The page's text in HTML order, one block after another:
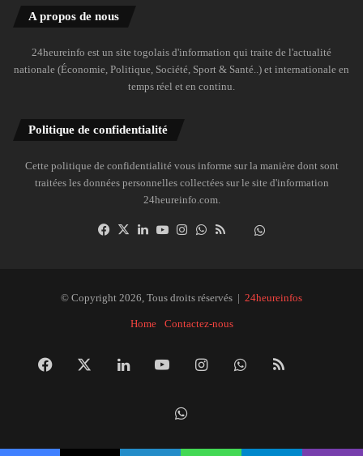
A propos de nous
24heureinfo est un site togolais d'information qui traite de l'actualité
nationale (Économie, Politique, Société, Sport & Santé..) et internationale en
temps réel et en continu.
Politique de confidentialité
Cette politique de confidentialité vous informe sur la manière dont sont
traitées les données personnelles collectées sur le site d'information
24heureinfo.com.
Facebook
X LinkedinYouTubeInstagramWhatsAppDailymotion
© Copyright 2026, Tous droits réservés | 24heureinfos
Home Contactez-nous
Facebook LinkedinYouTubeInstagramWhatsApp
RSS
la